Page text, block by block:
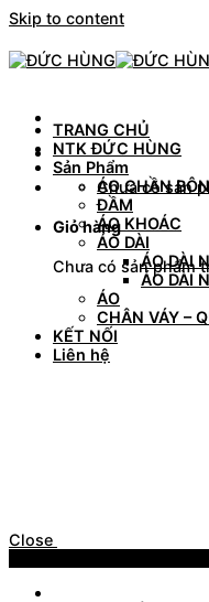
Skip to content
Chưa có sản
Giỏ hàng
Chưa có sản phẩm
TRANG CHỦ
NTK ĐỨC HÙNG
Sản Phẩm
ÁO CHẦN
ĐẦM
ÁO KHOÁC
ÁO DÀI
ÁO DÀI
ÁO DÀI
ÁO
CHÂN VÁY –
KẾT NỐI
Liên hệ
Close